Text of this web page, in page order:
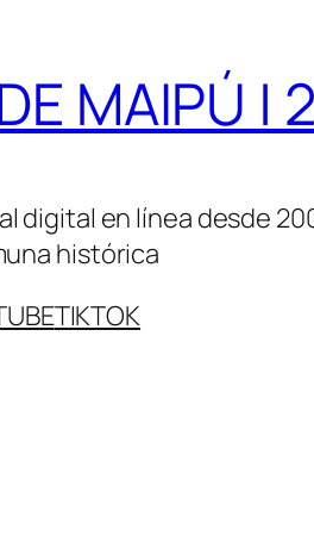
MAIPÚ
digital en línea desde
histórica
TIKTOK